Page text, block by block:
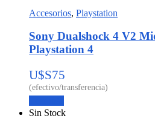
Accesorios, Playstation
Sony Dualshock 4 V2
Playstation 4
U$S75
Sin Stock